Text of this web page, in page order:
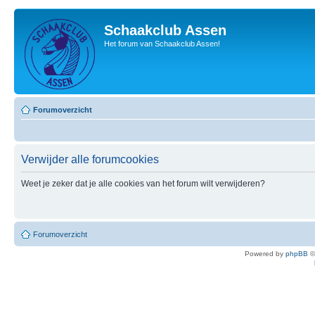
Schaakclub Assen
Het forum van Schaakclub Assen!
Forumoverzicht
Verwijder alle forumcookies
Weet je zeker dat je alle cookies van het forum wilt verwijderen?
Forumoverzicht
Powered by phpBB